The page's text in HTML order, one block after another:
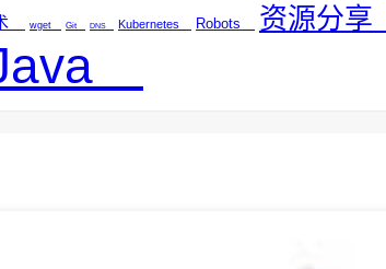
wget Git DNS Kubernetes Robots 资源分享